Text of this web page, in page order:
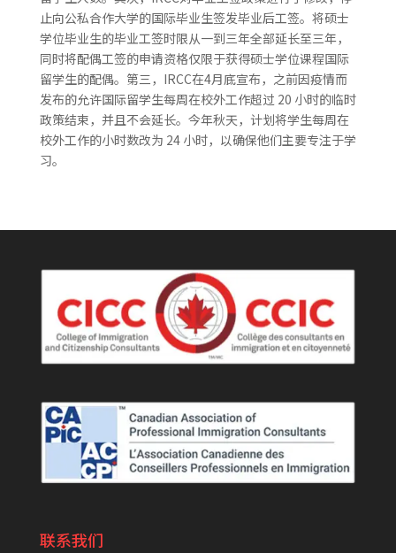
止向公私合作大学的国际毕业生签发毕业后工签。将硕士
学位毕业生的毕业工签时限从一到三年全部延长至三年，
同时将配偶工签的申请资格仅限于获得硕士学位课程国际
留学生的配偶。第三，IRCC在4月底宣布，之前因疫情而
发布的允许国际留学生每周在校外工作超过 20 小时的临时
政策结束，并且不会延长。今年秋天，计划将学生每周在
校外工作的小时数改为 24 小时，以确保他们主要专注于学
习。
联系我们